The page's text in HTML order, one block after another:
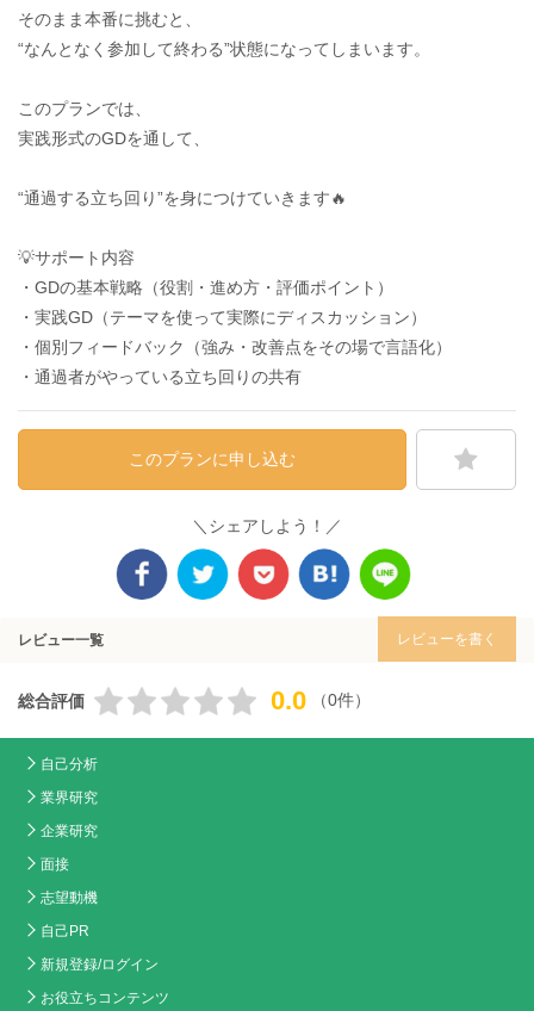
そのまま本番に挑むと、
“なんとなく参加して終わる”状態になってしまいます。
このプランでは、
実践形式のGDを通して、
“通過する立ち回り”を身につけていきます🔥
💡サポート内容
・GDの基本戦略（役割・進め方・評価ポイント）
・実践GD（テーマを使って実際にディスカッション）
・個別フィードバック（強み・改善点をその場で言語化）
・通過者がやっている立ち回りの共有
このプランに申し込む
＼シェアしよう！／
レビュー一覧 レビューを書く
総合評価 0.0 （0件）
自己分析
業界研究
企業研究
面接
志望動機
自己PR
新規登録/ログイン
お役立ちコンテンツ